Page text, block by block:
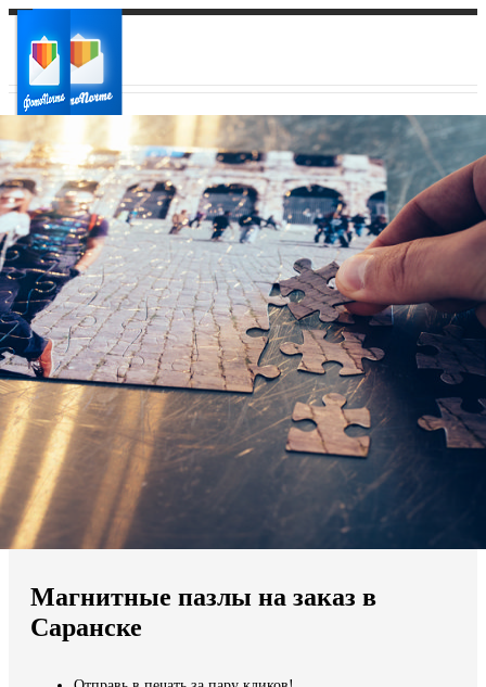
Ваш город:
Ваш регион доставки
Выберите из списка:
Мы доставляем по всему миру
Продолжить без города
Магнитные пазлы на заказ в
Саранске